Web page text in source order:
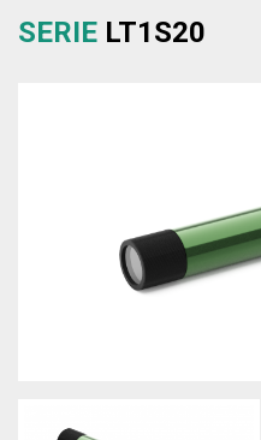
SERIE LT1S20